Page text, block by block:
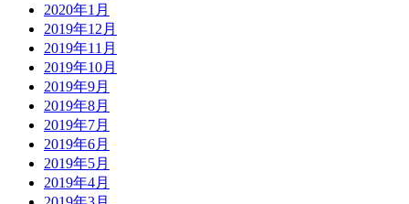
2020年1月
2019年12月
2019年11月
2019年10月
2019年9月
2019年8月
2019年7月
2019年6月
2019年5月
2019年4月